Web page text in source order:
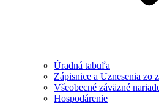
Úradná tabuľa
Zápisnice a Uznesenia zo
Všeobecné záväzné
Hospodárenie